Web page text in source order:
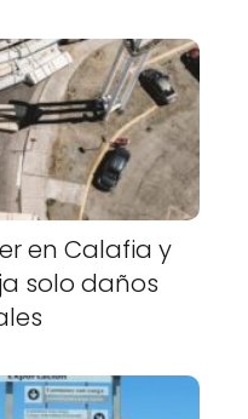
en Calafia y
solo daños